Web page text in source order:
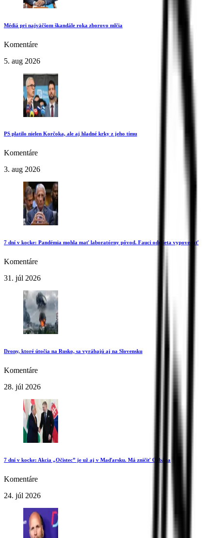
Médiá pri najväčšom škandále roka zborovo mlčia
Komentáre
5. aug 2026
PS platilo nielen Korčoka, ale aj hladné krky z jeho tímu
Komentáre
3. aug 2026
7 dní v kocke: Pandémia mohla mať laboratórny pôvod. Fauci odmieta vypovedať
Komentáre
31. júl 2026
Drony, ktoré útočia na Rusko, sa vyrábajú aj na Slovensku
Komentáre
28. júl 2026
7 dní v kocke: Akcia „Očistec” je už aj v Maďarsku. Má zničiť Orbána
Komentáre
24. júl 2026